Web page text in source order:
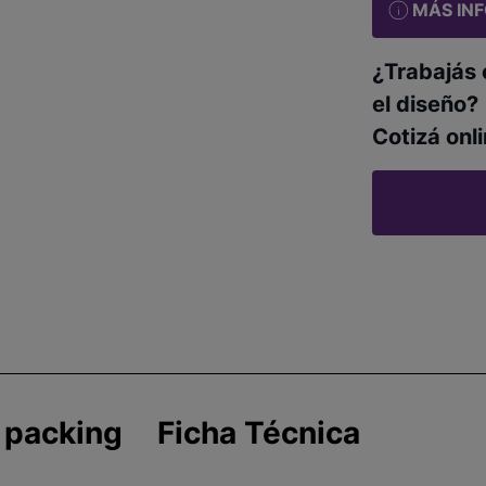
MÁS
¿Trabajás
el diseño?
Cotizá
Ficha Técnica